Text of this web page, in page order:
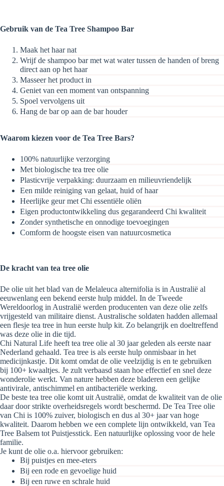
Gebruik van de Tea Tree Shampoo Bar
Maak het haar nat
Wrijf de shampoo bar met wat water tussen de handen of breng
direct aan op het haar
Masseer het product in
Geniet van een moment van ontspanning
Spoel vervolgens uit
Hang de bar op aan de bar houder
Waarom kiezen voor de Tea Tree Bars?
100% natuurlijke verzorging
Met biologische tea tree olie
Plasticvrije verpakking: duurzaam en milieuvriendelijk
Een milde reiniging van gelaat, huid of haar
Heerlijke geur met Chi essentiële oliën
Eigen productontwikkeling dus gegarandeerd Chi kwaliteit
Zonder synthetische en onnodige toevoegingen
Comform de hoogste eisen van natuurcosmetica
De kracht van tea tree olie
De olie uit het blad van de Melaleuca alternifolia is in Australië al
eeuwenlang een bekend eerste hulp middel. In de Tweede
Wereldoorlog in Australië werden producenten van deze olie zelfs
vrijgesteld van militaire dienst. Australische soldaten hadden allemaal
een flesje tea tree in hun eerste hulp kit. Zo belangrijk en doeltreffend
was deze olie in die tijd.
Chi Natural Life heeft tea tree olie al 30 jaar geleden als eerste naar
Nederland gehaald. Tea tree is als eerste hulp onmisbaar in het
medicijnkastje. Dit komt omdat de olie veelzijdig is en te gebruiken
bij 100+ kwaaltjes. Je zult verbaasd staan hoe effectief en snel deze
wonderolie werkt. Van nature hebben deze bladeren een gelijke
antivirale, antischimmel en antibacteriële werking.
De beste tea tree olie komt uit Australië, omdat de kwaliteit van de olie
daar door strikte overheidsregels wordt beschermd. De Tea Tree olie
van Chi is 100% zuiver, biologisch en dus al 30+ jaar van hoge
kwaliteit. Daarom hebben we een complete lijn ontwikkeld, van Tea
Tree Balsem tot Puistjesstick. Een natuurlijke oplossing voor de hele
familie.
Je kunt de olie o.a. hiervoor gebruiken:
Bij puistjes en mee-eters
Bij een rode en gevoelige huid
Bij een ruwe en schrale huid